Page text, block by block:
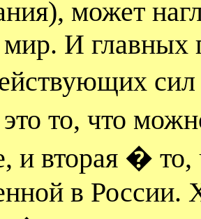
может
И главных
то, что
и вторая � то,
в России.